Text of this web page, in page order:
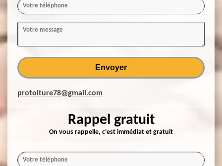
protoiture78@gmail.com
Rappel gratuit
On vous rappelle, c'est immédiat et gratuit